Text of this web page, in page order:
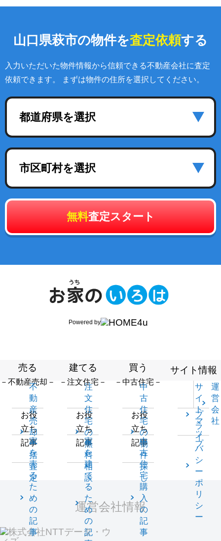
山口県萩市の物件を査定依頼する
入力いただいた物件情報から信頼できる不動産会社に査定
依頼できます。 まずは物件の住所を選択してください。
都道府県を選択
市区町村を選択
無料査定スタート
Powered by
売る
－不動産売却－
不
動
産
売
却
一
括
査
定
お役
立ち
記事
家
を
売
る
た
め
の
記
事
建てる
－注文住宅－
注
文
住
宅
の
無
料
相
談
お役
立ち
記事
家
を
建
て
る
た
め
の
記
買う
－中古住宅－
中
古
住
宅
の
物
件
探
し
お役
立ち
記事
中
古
住
宅
購
入
の
記
事
サイト情報
サ
イ
ト
マ
ッ
プ
運
営
会
社
プ
ラ
イ
バ
シ
ー
ポ
リ
シ
ー
運営会社情報